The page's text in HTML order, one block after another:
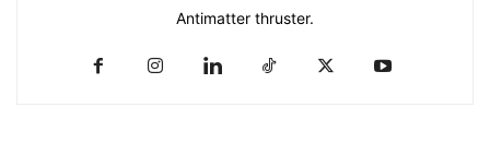
Antimatter thruster.